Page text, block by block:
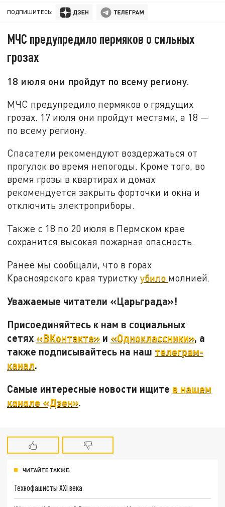
ПОДПИШИТЕСЬ:
МЧС предупредило пермяков о сильных
грозах
18 июля они пройдут по всему региону.
МЧС предупредило пермяков о грядущих
грозах. 17 июля они пройдут местами, а 18 —
по всему региону.
Спасатели рекомендуют воздержаться от
прогулок во время непогоды. Кроме того, во
время грозы в квартирах и домах
рекомендуется закрыть форточки и окна и
отключить электроприборы.
Также с 18 по 20 июля в Пермском крае
сохранится высокая пожарная опасность.
Ранее мы сообщали, что в горах
Красноярского края туристкуубило молнией.
Уважаемые читатели «Царьграда»!
Присоединяйтесь к нам в социальных
сетях «ВКонтакте» и «Одноклассники», а
также подписывайтесь на наш телеграм-
канал.
Самые интересные новости ищите в нашем
канале «Дзен».
ЧИТАЙТЕ ТАКЖЕ:
Технофашисты XXI века